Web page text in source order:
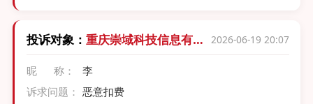
投诉对象： 重庆崇域科技信息有限
2026-06-19 20:07
昵 称：
李
诉求问题： 恶意扣费